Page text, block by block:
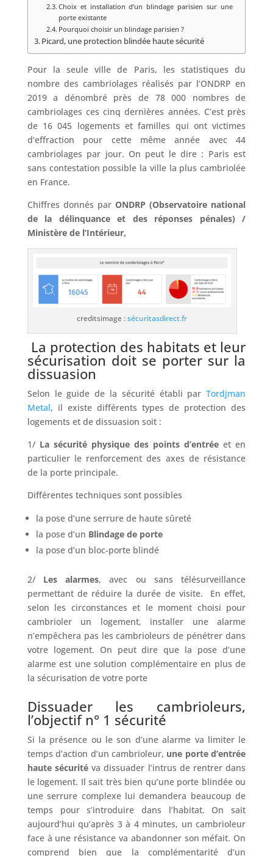
Choix et installation d’un blindage parisien sur une
porte existante
Pourquoi choisir un blindage parisien ?
Picard, une protection blindée haute sécurité
Pour la seule ville de Paris, les statistiques du
nombre des cambriolages réalisés par l’ONDRP en
2019 a dénombré près de 78 000 nombres de
cambriolages ces cinq dernières années. C’est près
de 16 045 logements et familles qui ont victimes
d’effraction pour cette même année avec 44
cambriolages par jour. On peut le dire : Paris est
sans contestation possible la ville la plus cambriolée
en France.
Chiffres donnés parONDRP (Observatoire national
de la délinquance et des réponses pénales) /
Ministère de l’Intérieur,
creditsimage :sécuritasdirect.fr
La protection des habitats et leur
sécurisation doit se porter sur la
dissuasion
Selon le guide de la sécurité établi parTordjman
Metal, il existe différents types de protection des
logements et de dissuasion soit :
1/ La sécurité physique des points d’entrée et en
particulier le renforcement des axes de résistance
de la porte principale.
Différentes techniques sont possibles
la pose d’une serrure de haute sûreté
la pose d’un Blindage de porte
la pose d’un bloc-porte blindé
2/Les alarmes, avec ou sans télésurveillance
permettant de réduire la durée de visite. En effet,
selon les circonstances et le moment choisi pour
cambrioler un logement, installer une alarme
n’empêchera pas les cambrioleurs de pénétrer dans
votre logement. On peut dire que la pose d’une
alarme est une solution complémentaire en plus de
la sécurisation de votre porte
Dissuader les cambrioleurs,
l’objectif n° 1 sécurité
Si la présence ou le son d’une alarme va limiter le
temps d’action d’un cambrioleur, une porte d’entrée
haute sécurité va dissuader l’intrus de rentrer dans
le logement. Il sait très bien qu’une porte blindée ou
une serrure complexe lui demandera beaucoup de
temps pour s’introduire dans l’habitat. On sait
aujourd’hui qu’après 3 à 4 minutes, un cambrioleur
face à une résistance va abandonner son méfait. On
comprend bien que la complémentarité d’un